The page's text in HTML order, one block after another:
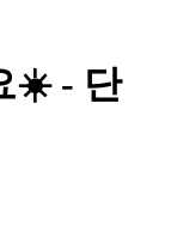
☀️ - 단